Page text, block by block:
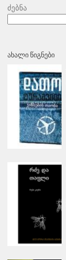
ძებნა
ᲐᲮᲐᲚᲘ ᲬᲘᲒᲜᲔᲑᲘ